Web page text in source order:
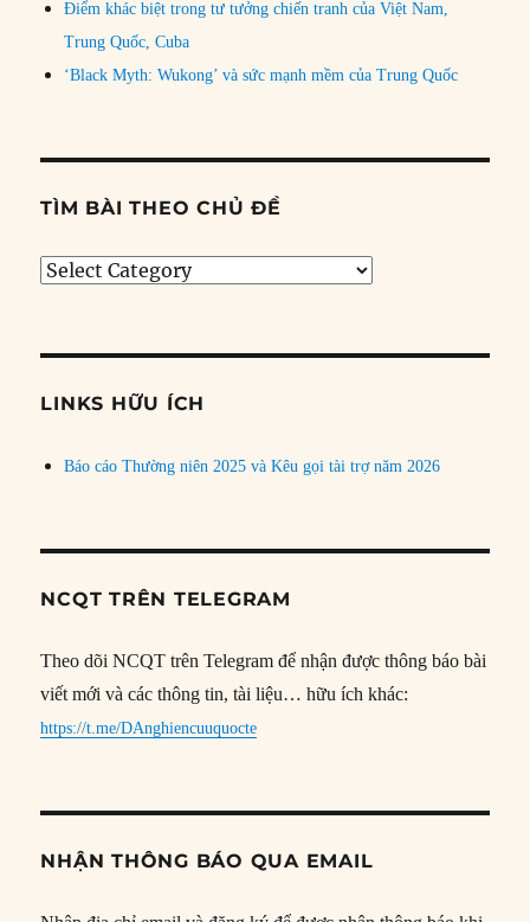
Điểm khác biệt trong tư tưởng chiến tranh của Việt Nam,
Trung Quốc, Cuba
‘Black Myth: Wukong’ và sức mạnh mềm của Trung Quốc
TÌM BÀI THEO CHỦ ĐỀ
Tìm
đề
LINKS HỮU ÍCH
Báo cáo Thường niên 2025 và Kêu gọi tài trợ năm 2026
NCQT TRÊN TELEGRAM
Theo dõi NCQT trên Telegram để nhận được thông báo bài
viết mới và các thông tin, tài liệu… hữu ích khác:
https://t.me/DAnghiencuuquocte
NHẬN THÔNG BÁO QUA EMAIL